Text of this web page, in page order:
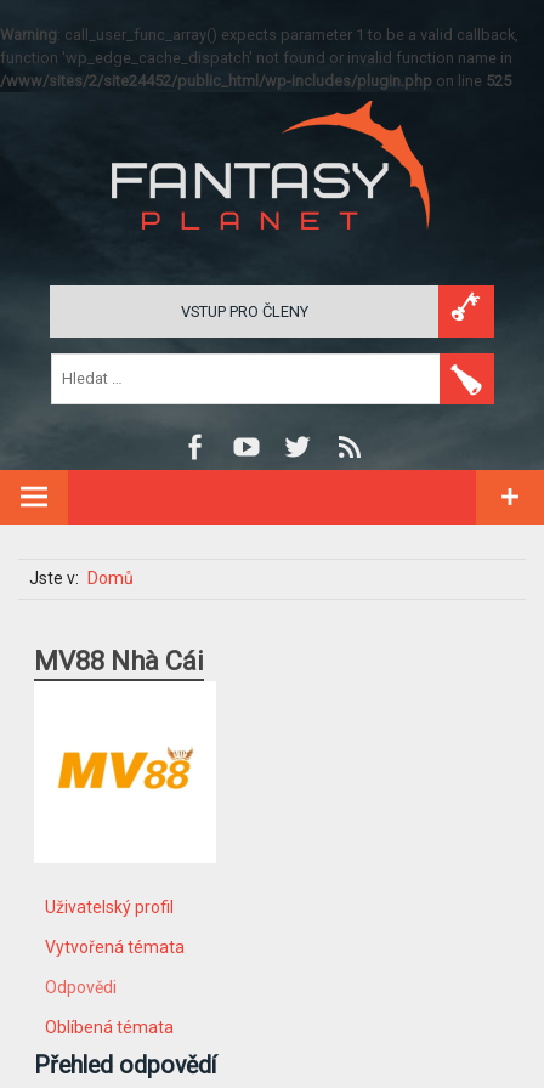
Warning: call_user_func_array() expects parameter 1 to be a valid callback,
function 'wp_edge_cache_dispatch' not found or invalid function name in
/www/sites/2/site24452/public_html/wp-includes/plugin.php on line 525
VSTUP PRO ČLENY
Jste v: Domů
MV88 Nhà Cái
Uživatelský profil
Vytvořená témata
Odpovědi
Oblíbená témata
Přehled odpovědí